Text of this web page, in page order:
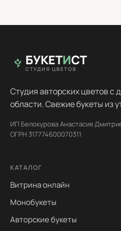
БУКЕТИСТ
СТУДИЯ ЦВЕТОВ
Студия авторских цветов с
области. Свежие букеты из
ИП Белокурова Анастасия
ОГРН 317774600070311
КАТАЛОГ
Витрина онлайн
Монобукеты
Авторские букеты